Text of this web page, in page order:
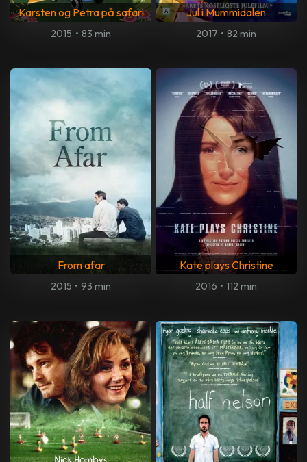
Karsten og Petra på safari
2015 • 83 min
Jul i Mummidalen
2017 • 82 min
From afar
2015 • 93 min
Kate plays Christine
2016 • 112 min